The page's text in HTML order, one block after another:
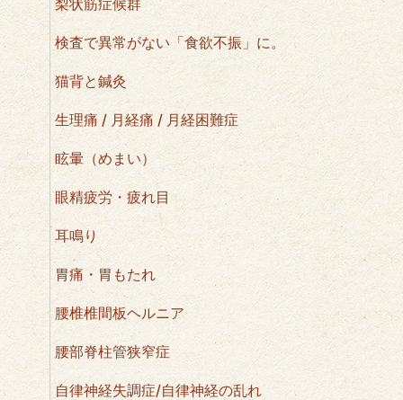
梨状筋症候群
検査で異常がない「食欲不振」に。
猫背と鍼灸
生理痛 / 月経痛 / 月経困難症
眩暈（めまい）
眼精疲労・疲れ目
耳鳴り
胃痛・胃もたれ
腰椎椎間板ヘルニア
腰部脊柱管狭窄症
自律神経失調症/自律神経の乱れ